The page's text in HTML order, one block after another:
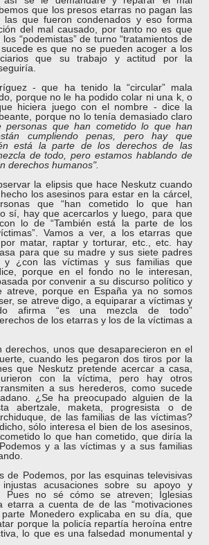
que los presos etarras no pagan las
las que fueron condenados y eso forma
del mal causado, por tanto no es que
“podemistas” de turno “tratamientos de
es que no se pueden acoger a los
que su trabajo y actitud por la
- que ha tenido la “circular” mala
porque no le ha podido colar ni una k, o
hiciera juego con el nombre - dice la
porque no lo tenía demasiado claro
personas que han cometido lo que han
cumpliendo penas, pero hay que
está la parte de los derechos de las
de todo, pero estamos hablando de
derechos humanos".
la elipsis que hace Neskutz cuando
los asesinos para estar en la cárcel,
que “han cometido lo que han
sí, hay que acercarlos y luego, para que
lo de “También está la parte de los
Vamos a ver, a los etarras que
matar, raptar y torturar, etc., etc. hay
para que su madre y sus siete padres
y ¿con las víctimas y sus familias que
porque en el fondo no le interesan,
por convenir a su discurso político y
atreve, porque en España ya no somos
se atreve digo, a equiparar a víctimas y
afirma “es una mezcla de todo”
de los etarras y los de la víctimas a
derechos, unos que desaparecieron en el
cuando les pegaron dos tiros por la
que Neskutz pretende acercar a casa,
con la víctima, pero hay otros
a sus herederos, como sucede
¿Se ha preocupado alguien de la
abertzale, maketa, progresista o de
de las familias de las víctimas?
sólo interesa el bien de los asesinos,
lo que han cometido, que diría la
y a las víctimas y a sus familias
de Podemos, por las esquinas televisivas
acusaciones sobre su apoyo y
Pues no sé cómo se atreven; Iglesias
etarra a cuenta de de las “motivaciones
Monedero explicaba en su día, que
porque la policía repartía heroína entre
lo que es una falsedad monumental y